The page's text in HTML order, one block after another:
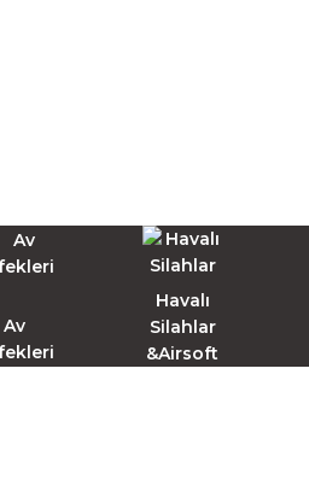
Av
Havalı
Silahlar
&Airsoft